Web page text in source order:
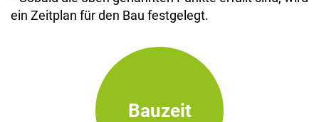
ein Zeitplan für den Bau festgelegt.
Bauzeit